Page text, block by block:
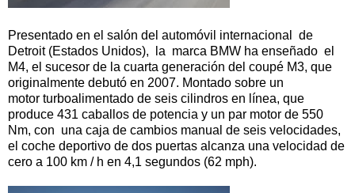
Presentado en el salón del automóvil internacional de
Detroit (Estados Unidos), la marca BMW ha enseñado el
M4, el sucesor de la cuarta generación del coupé M3, que
originalmente debutó en 2007. Montado sobre un
motor turboalimentado de seis cilindros en línea, que
produce 431 caballos de potencia y un par motor de 550
Nm, con una caja de cambios manual de seis velocidades,
el coche deportivo de dos puertas alcanza una velocidad de
cero a 100 km / h en 4,1 segundos (62 mph).